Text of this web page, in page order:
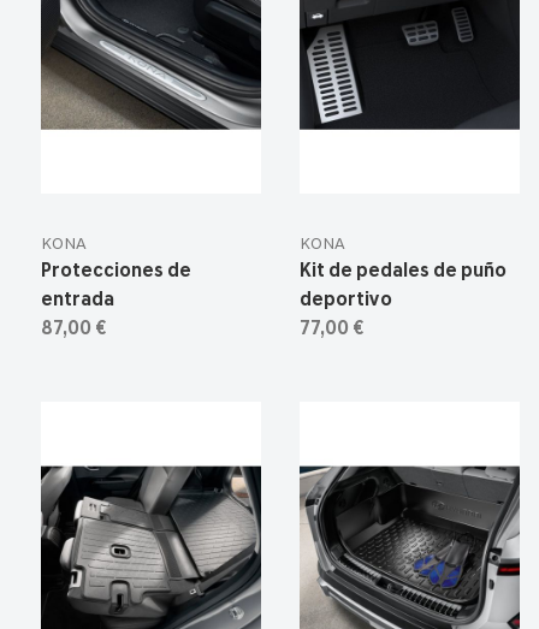
KONA
Protecciones de
entrada
87,00 €
KONA
Kit de pedales de puño
deportivo
77,00 €